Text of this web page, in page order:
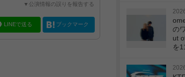
▼公演情報の誤りを報告する
LINEで送る ブックマーク
の
ut
を